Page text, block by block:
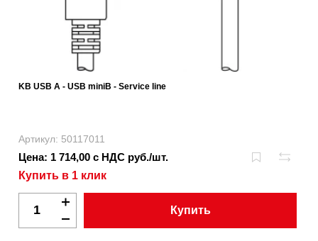
KB USB A - USB miniB - Service line
Артикул: 50117011
Цена: 1 714,00 с НДС руб./шт.
Купить в 1 клик
Купить